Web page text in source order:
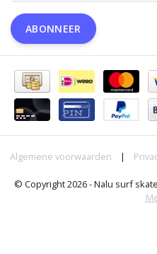
ABONNEER
Algemene voorwaarden |
© Copyright 2026 - Nalu surf